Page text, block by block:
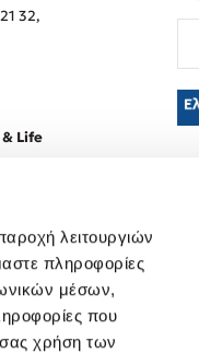
λειτουργιών
πληροφορίες
μέσων,
που
σας χρήση των
32,
& Life